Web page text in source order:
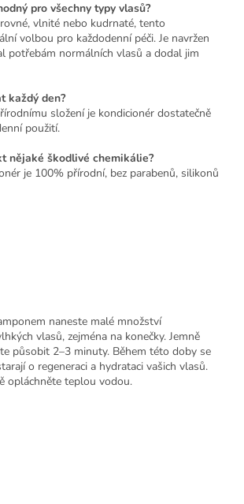
pro všechny typy vlasů?
vlnité nebo kudrnaté, tento
volbou pro každodenní péči. Je navržen
potřebám normálních vlasů a dodal jim
každý den?
složení je kondicionér dostatečně
použití.
nějaké škodlivé chemikálie?
je 100% přírodní, bez parabenů, silikonů
naneste malé množství
vlasů, zejména na konečky. Jemně
působit 2–3 minuty. Během této doby se
o regeneraci a hydrataci vašich vlasů.
opláchněte teplou vodou.